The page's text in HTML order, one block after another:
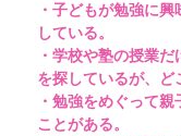
・子どもが勉強に
している。
・学校や塾の授業
を探しているが、ど
・勉強をめぐって
ことがある。